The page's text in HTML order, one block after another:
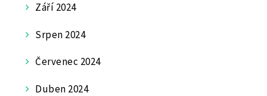
Září 2024
Srpen 2024
Červenec 2024
Duben 2024